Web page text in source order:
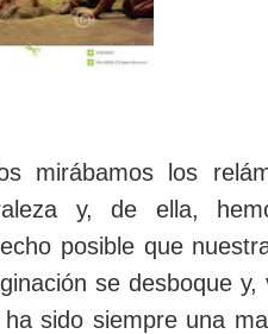
mirábamos los
y, de ella,
posible que
se desboque
sido siempre una